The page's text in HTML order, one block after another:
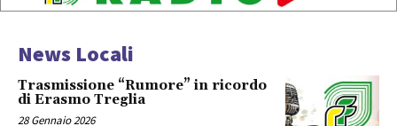
News Locali
Trasmissione “Rumore” in ricordo
di Erasmo Treglia
28 Gennaio 2026